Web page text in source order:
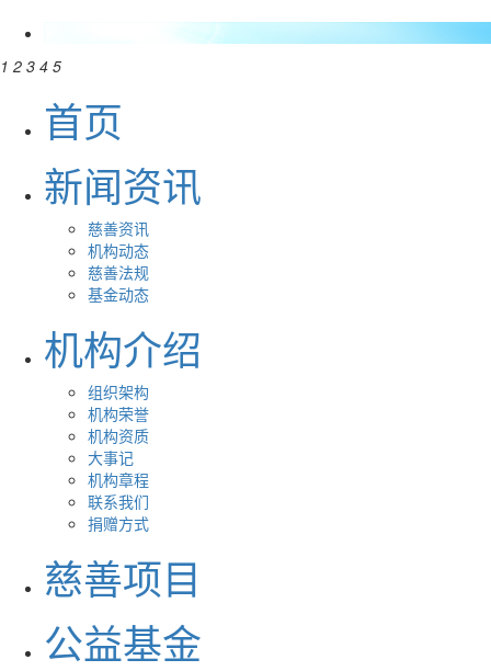
1 2 3 4 5
首页
新闻资讯
慈善资讯
机构动态
慈善法规
基金动态
机构介绍
组织架构
机构荣誉
机构资质
大事记
机构章程
联系我们
捐赠方式
慈善项目
公益基金